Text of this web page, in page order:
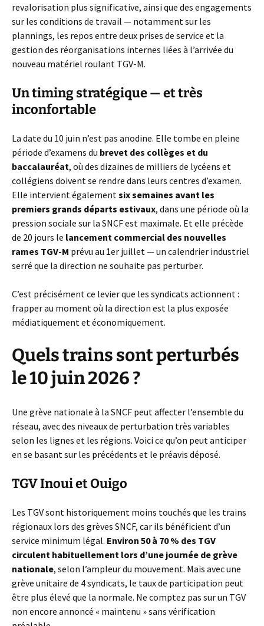
revalorisation plus significative, ainsi que des engagements
sur les conditions de travail — notamment sur les
plannings, les repos entre deux prises de service et la
gestion des réorganisations internes liées à l’arrivée du
nouveau matériel roulant TGV-M.
Un timing stratégique — et très
inconfortable
La date du 10 juin n’est pas anodine. Elle tombe en pleine
période d’examens du brevet des collèges et du
baccalauréat, où des dizaines de milliers de lycéens et
collégiens doivent se rendre dans leurs centres d’examen.
Elle intervient égalementsix semaines avant les
premiers grands départs estivaux, dans une période où la
pression sociale sur la SNCF est maximale. Et elle précède
de 20 jours le lancement commercial des nouvelles
rames TGV-M prévu au 1er juillet — un calendrier industriel
serré que la direction ne souhaite pas perturber.
C’est précisément ce levier que les syndicats actionnent :
frapper au moment où la direction est la plus exposée
médiatiquement et économiquement.
Quels trains sont perturbés
le 10 juin 2026 ?
Une grève nationale à la SNCF peut affecter l’ensemble du
réseau, avec des niveaux de perturbation très variables
selon les lignes et les régions. Voici ce qu’on peut anticiper
en se basant sur les précédents et le préavis déposé.
TGV Inoui et Ouigo
Les TGV sont historiquement moins touchés que les trains
régionaux lors des grèves SNCF, car ils bénéficient d’un
service minimum légal. Environ 50 à 70 % des TGV
circulent habituellement lors d’une journée de grève
nationale, selon l’ampleur du mouvement. Mais avec une
grève unitaire de 4 syndicats, le taux de participation peut
être plus élevé que la normale. Ne comptez pas sur un TGV
non encore annoncé « maintenu » sans vérification